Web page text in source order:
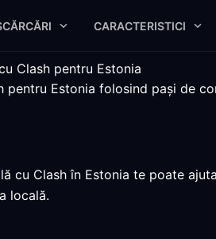
CARACTERISTICI
Clash pentru Estonia
pentru Estonia folosind pași de
cu Clash în Estonia te poate
locală.